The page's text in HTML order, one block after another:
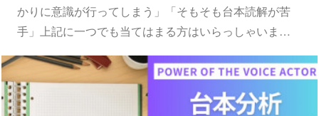
かりに意識が行ってしまう」「そもそも台本読解が苦
手」上記に一つでも当てはまる方はいらっしゃいま…